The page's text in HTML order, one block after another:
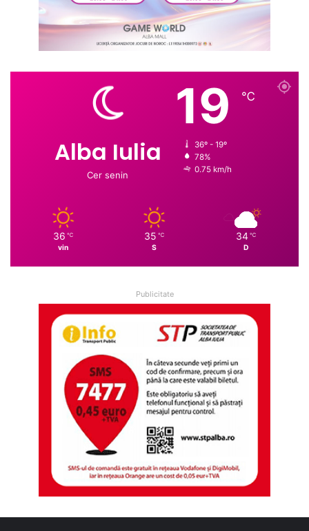
Alba Iulia
Cer senin
19 ℃
36º - 19º
78%
0.75 km/h
36 ℃
vin
35 ℃
S
34 ℃
D
Publicitate